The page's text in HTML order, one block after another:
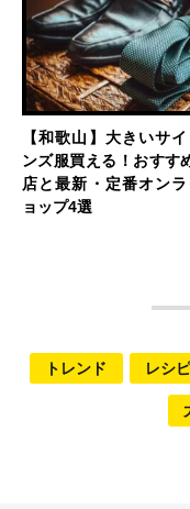
【和歌山】大きいサ
ンズ服買える！おすす
店と最新・定番オン
ョップ4選
トレンド レシ